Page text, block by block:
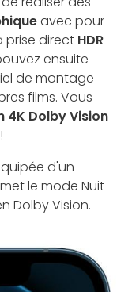
avec pour
prise direct HDR
ensuite
de montage
films. Vous
4K Dolby Vision
!
d'un
le mode Nuit
Dolby Vision.